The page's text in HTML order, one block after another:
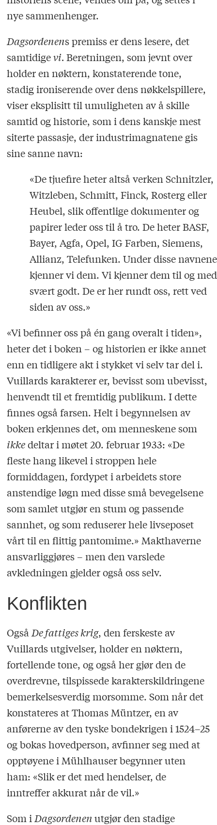
nye sammenhenger.
Dagsordenens premiss er dens lesere, det
samtidigevi. Beretningen, som jevnt over
holder en nøktern, konstaterende tone,
stadig ironiserende over dens nøkkelspillere,
viser eksplisitt til umuligheten av å skille
samtid og historie, som i dens kanskje mest
siterte passasje, der industrimagnatene gis
sine sanne navn:
«De tjuefire heter altså verken Schnitzler,
Witzleben, Schmitt, Finck, Rosterg eller
Heubel, slik offentlige dokumenter og
papirer leder oss til å tro. De heter BASF,
Bayer, Agfa, Opel, IG Farben, Siemens,
Allianz, Telefunken. Under disse navnene
kjenner vi dem. Vi kjenner dem til og med
svært godt. De er her rundt oss, rett ved
siden av oss.»
«Vi befinner oss på én gang overalt i tiden»,
heter det i boken – og historien er ikke annet
enn en tidligere akt i stykket vi selv tar del i.
Vuillards karakterer er, bevisst som ubevisst,
henvendt til et fremtidig publikum. I dette
finnes også farsen. Helt i begynnelsen av
boken erkjennes det, om menneskene som
ikkedeltar i møtet 20. februar 1933: «De
fleste hang likevel i stroppen hele
formiddagen, fordypet i arbeidets store
anstendige løgn med disse små bevegelsene
som samlet utgjør en stum og passende
sannhet, og som reduserer hele livseposet
vårt til en flittig pantomime.» Makthaverne
ansvarliggjøres – men den varslede
avkledningen gjelder også oss selv.
Konflikten
Også De fattiges krig, den ferskeste av
Vuillards utgivelser, holder en nøktern,
fortellende tone, og også her gjør den de
overdrevne, tilspissede karakterskildringene
bemerkelsesverdig morsomme. Som når det
konstateres at Thomas Müntzer, en av
anførerne av den tyske bondekrigen i 1524–25
og bokas hovedperson, avfinner seg med at
opptøyene i Mühlhauser begynner uten
ham: «Slik er det med hendelser, de
inntreffer akkurat når de vil.»
Som i Dagsordenenutgjør den stadige